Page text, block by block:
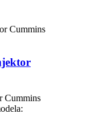
Cummins